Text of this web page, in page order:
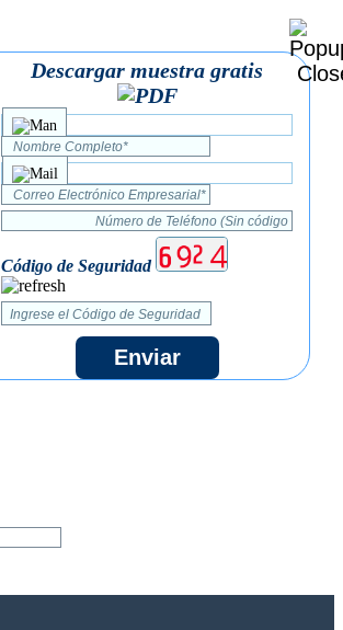
Descargar muestra gratis
Código de Seguridad
Enviar